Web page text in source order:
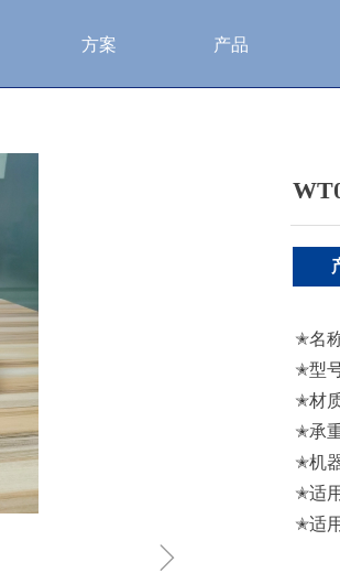
方案 产品
ꁇ
✭名
✭型
✭材
✭承
✭机
✭适
✭适